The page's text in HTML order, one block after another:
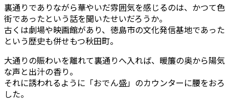
裏通りでありながら華やいだ雰囲気を感じるのは、かつて色
街であったという話を聞いたせいだろうか。
古くは劇場や映画館があり、徳島市の文化発信基地であった
という歴史も併せもつ秋田町。
大通りの賑わいを離れて裏通りへ入れば、暖簾の奥から陽気
な声と出汁の香り。
それに誘われるように「おでん盛」のカウンターに腰をおろ
した。